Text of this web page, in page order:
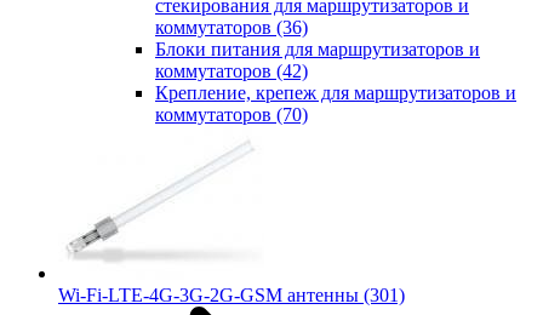
стекирования для маршрутизаторов и
коммутаторов (36)
Блоки питания для маршрутизаторов и
коммутаторов (42)
Крепление, крепеж для маршрутизаторов и
коммутаторов (70)
Wi-Fi-LTE-4G-3G-2G-GSM антенны (301)